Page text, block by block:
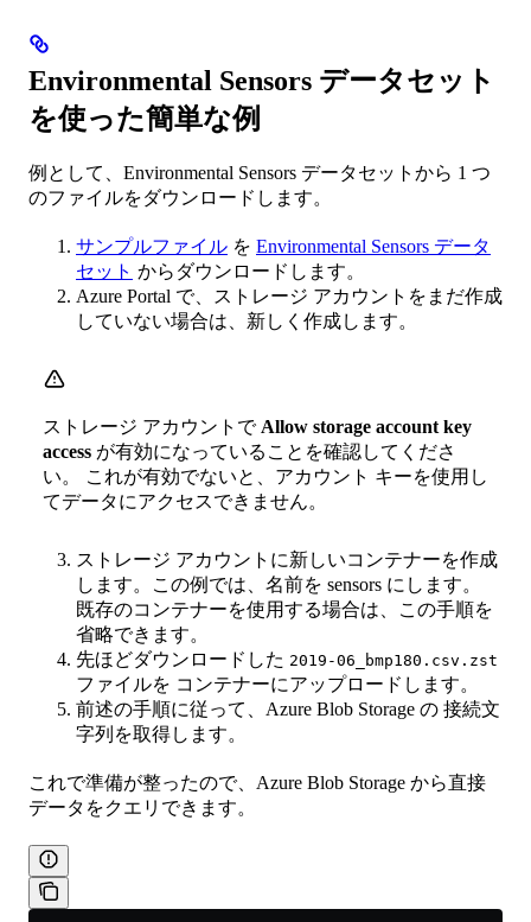
Environmental Sensors データセット
を使った簡単な例
例として、Environmental Sensors データセットから 1 つ
のファイルをダウンロードします。
サンプルファイル を Environmental Sensors データ
セット からダウンロードします。
Azure Portal で、ストレージ アカウントをまだ作成
していない場合は、新しく作成します。
ストレージ アカウントで Allow storage account key
access が有効になっていることを確認してくださ
い。 これが有効でないと、アカウント キーを使用し
てデータにアクセスできません。
ストレージ アカウントに新しいコンテナーを作成
します。この例では、名前を sensors にします。
既存のコンテナーを使用する場合は、この手順を
省略できます。
先ほどダウンロードした 2019-06_bmp180.csv.zst
ファイルを コンテナーにアップロードします。
前述の手順に従って、Azure Blob Storage の 接続文
字列を取得します。
これで準備が整ったので、Azure Blob Storage から直接
データをクエリできます。